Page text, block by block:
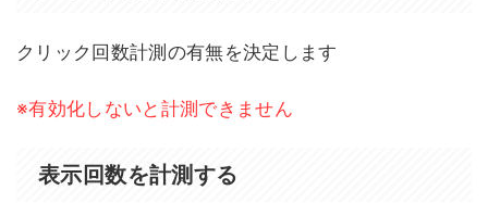
クリック回数計測の有無を決定します
※有効化しないと計測できません
表示回数を計測する